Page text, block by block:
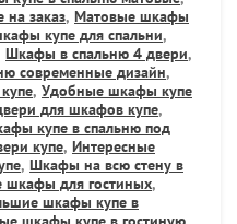
заказ, Матовые шкафы
купе для спальни,
Шкафы в спальню 4 двери,
современные дизайн,
, Удобные шкафы купе
для шкафов купе,
купе в спальню под
купе, Интересные
, Шкафы на всю стену в
для гостиных,
шкафы купе в